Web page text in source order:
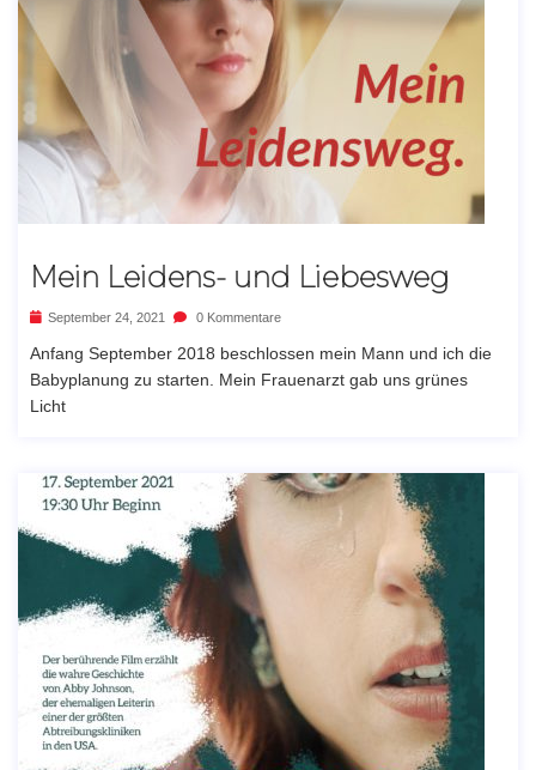
Mein Leidens- und Liebesweg
September 24, 2021 0 Kommentare
Anfang September 2018 beschlossen mein Mann und ich die
Babyplanung zu starten. Mein Frauenarzt gab uns grünes
Licht